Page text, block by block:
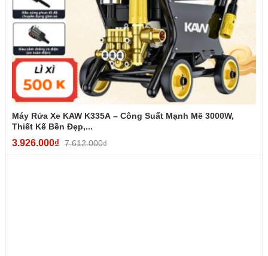
Máy Rửa Xe KAW K335A – Công Suất Mạnh Mẽ 3000W,
Thiết Kế Bền Đẹp,...
3.926.000₫ 7.612.000₫